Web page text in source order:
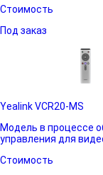
Стоимость
Под заказ
Yealink VCR20-MS
Модель в процессе
управления для
Стоимость